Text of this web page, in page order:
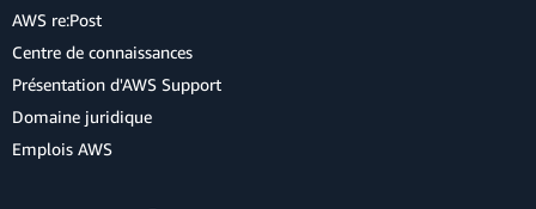
AWS re:Post
Centre de connaissances
Présentation d'AWS Support
Domaine juridique
Emplois AWS